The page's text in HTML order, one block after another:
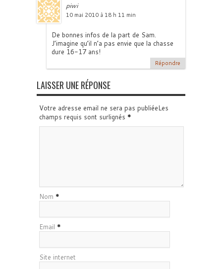
piwi
10 mai 2010 à 18 h 11 min
De bonnes infos de la part de Sam.
J’imagine qu’il n’a pas envie que la chasse
dure 16-17 ans!
Répondre
LAISSER UNE RÉPONSE
Votre adresse email ne sera pas publiéeLes
champs requis sont surlignés *
Nom *
Email *
Site internet